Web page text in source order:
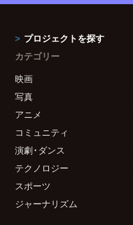
プロジェクトを探す
カテゴリー
映画
写真
アニメ
コミュニティ
演劇・ダンス
テクノロジー
スポーツ
ジャーナリズム